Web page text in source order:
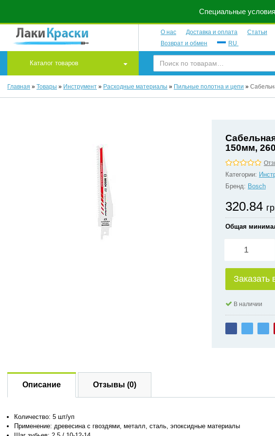
Специальные
О нас Доставка и оплата Статьи
Возврат и обмен
RU
Каталог товаров
Главная » Товары » Инструмент » Расходные материалы » Пильные полотна и цепи »
150мм,
Категории:
Бренд: Bosch
320.84
Общая
Заказать
В наличии
Описание
Количество: 5 шт/уп
Применение: древесина с гвоздями, металл, сталь, эпоксидные материалы
Отзывы (0)